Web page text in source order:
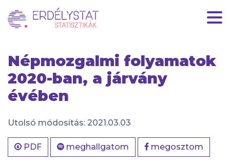
Népmozgalmi folyamatok
2020-ban, a járvány
évében
Utolsó módosítás: 2021.03.03
PDF meghallgatom megosztom